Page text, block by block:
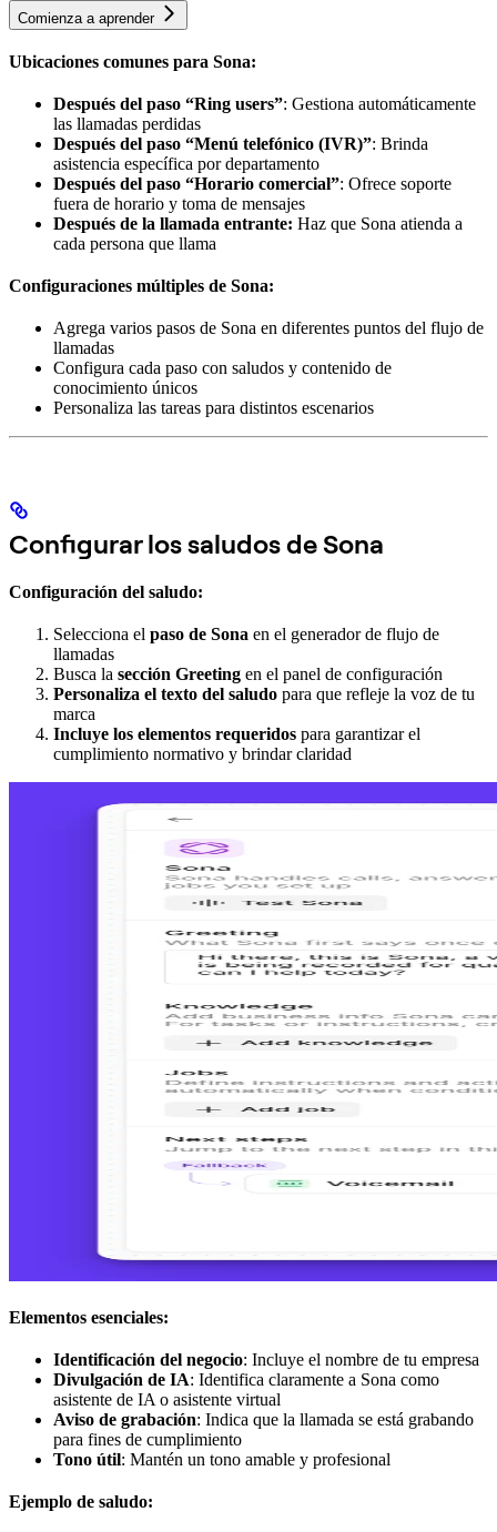
Comienza a aprender
Ubicaciones comunes para Sona:
Después del paso “Ring users”: Gestiona automáticamente
las llamadas perdidas
Después del paso “Menú telefónico (IVR)”: Brinda
asistencia específica por departamento
Después del paso “Horario comercial”: Ofrece soporte
fuera de horario y toma de mensajes
Después de la llamada entrante: Haz que Sona atienda a
cada persona que llama
Configuraciones múltiples de Sona:
Agrega varios pasos de Sona en diferentes puntos del flujo de
llamadas
Configura cada paso con saludos y contenido de
conocimiento únicos
Personaliza las tareas para distintos escenarios
Configurar los saludos de Sona
Configuración del saludo:
Selecciona el paso de Sona en el generador de flujo de
llamadas
Busca la sección Greeting en el panel de configuración
Personaliza el texto del saludo para que refleje la voz de tu
marca
Incluye los elementos requeridos para garantizar el
cumplimiento normativo y brindar claridad
Elementos esenciales:
Identificación del negocio: Incluye el nombre de tu empresa
Divulgación de IA: Identifica claramente a Sona como
asistente de IA o asistente virtual
Aviso de grabación: Indica que la llamada se está grabando
para fines de cumplimiento
Tono útil: Mantén un tono amable y profesional
Ejemplo de saludo: